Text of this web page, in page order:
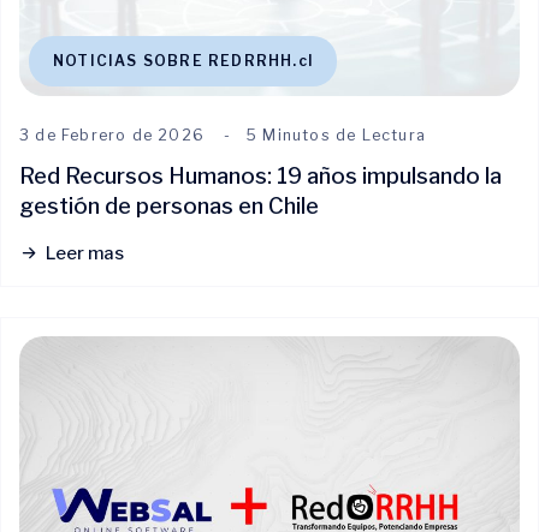
NOTICIAS SOBRE REDRRHH.cl
3 de Febrero de 2026 5 Minutos de Lectura
Red Recursos Humanos: 19 años impulsando la
gestión de personas en Chile
Leer mas